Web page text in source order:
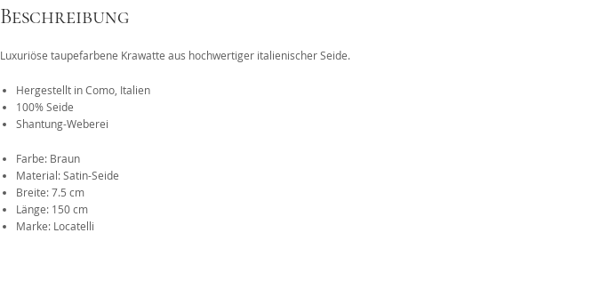
Das 1x1 der Krawattenknoten
Beschreibung
Luxuriöse taupefarbene Krawatte aus hochwertiger italienischer Seide.
Hergestellt in Como, Italien
100% Seide
Shantung-Weberei
Farbe: Braun
Material: Satin-Seide
Breite: 7.5 cm
Länge: 150 cm
Marke: Locatelli